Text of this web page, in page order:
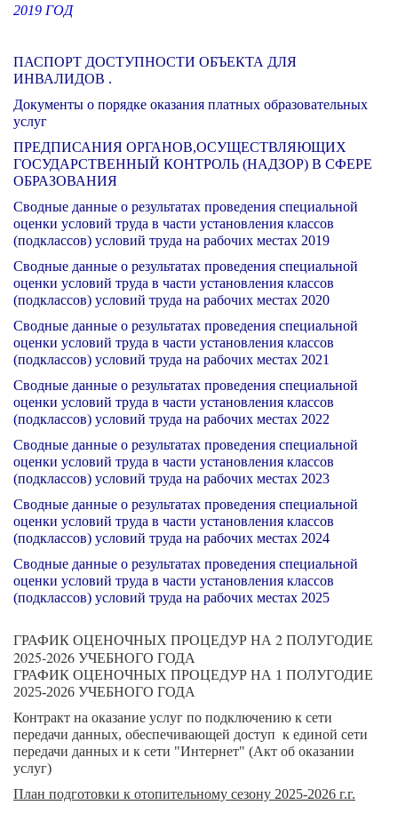
2019 ГОД
ПАСПОРТ ДОСТУПНОСТИ ОБЪЕКТА ДЛЯ
ИНВАЛИДОВ .
Документы о порядке оказания платных образовательных
услуг
ПРЕДПИСАНИЯ ОРГАНОВ,ОСУЩЕСТВЛЯЮЩИХ
ГОСУДАРСТВЕННЫЙ КОНТРОЛЬ (НАДЗОР) В СФЕРЕ
ОБРАЗОВАНИЯ
Сводные данные о результатах проведения специальной
оценки условий труда в части установления классов
(подклассов) условий труда на рабочих местах 2019
Сводные данные о результатах проведения специальной
оценки условий труда в части установления классов
(подклассов) условий труда на рабочих местах 2020
Сводные данные о результатах проведения специальной
оценки условий труда в части установления классов
(подклассов) условий труда на рабочих местах 2021
Сводные данные о результатах проведения специальной
оценки условий труда в части установления классов
(подклассов) условий труда на рабочих местах 2022
Сводные данные о результатах проведения специальной
оценки условий труда в части установления классов
(подклассов) условий труда на рабочих местах 2023
Сводные данные о результатах проведения специальной
оценки условий труда в части установления классов
(подклассов) условий труда на рабочих местах 2024
Сводные данные о результатах проведения специальной
оценки условий труда в части установления классов
(подклассов) условий труда на рабочих местах 2025
ГРАФИК ОЦЕНОЧНЫХ ПРОЦЕДУР НА 2 ПОЛУГОДИЕ
2025-2026 УЧЕБНОГО ГОДА
ГРАФИК ОЦЕНОЧНЫХ ПРОЦЕДУР НА 1 ПОЛУГОДИЕ
2025-2026 УЧЕБНОГО ГОДА
Контракт на оказание услуг по подключению к сети
передачи данных, обеспечивающей доступ к единой сети
передачи данных и к сети "Интернет" (Акт об оказании
услуг)
План подготовки к отопительному сезону 2025-2026 г.г.